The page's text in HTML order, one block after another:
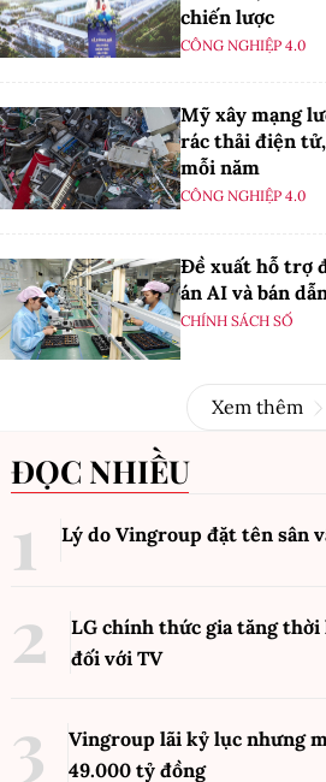
chiến lược
CÔNG NGHIỆP 4.0
Mỹ xây mạng
rác thải điện
mỗi năm
CÔNG NGHIỆP 4.0
Đề xuất hỗ trợ
án AI và bán
CHÍNH SÁCH SỐ
Xem thêm
ĐỌC NHIỀU
Lý do Vingroup đặt tên sân
LG chính thức gia tăng thời
đối với TV
Vingroup lãi kỷ lục nhưng
49.000 tỷ đồng